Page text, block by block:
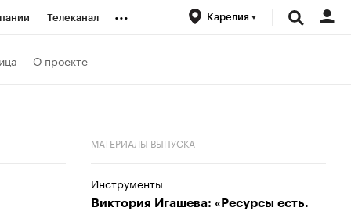
Телеканал ... Карелия
О проекте
МАТЕРИАЛЫ ВЫПУСКА
Инструменты
Виктория Игашева: «Ресурсы есть.